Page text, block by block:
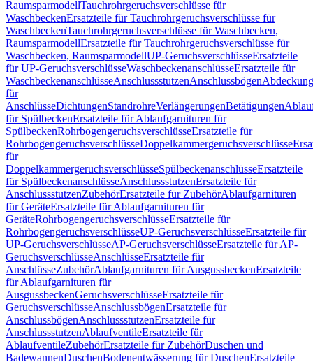
RaumsparmodellTauchrohrgeruchsverschlüsse für
WaschbeckenErsatzteile für Tauchrohrgeruchsverschlüsse für
WaschbeckenTauchrohrgeruchsverschlüsse für Waschbecken,
RaumsparmodellErsatzteile für Tauchrohrgeruchsverschlüsse für
Waschbecken, RaumsparmodellUP-GeruchsverschlüsseErsatzteile
für UP-GeruchsverschlüsseWaschbeckenanschlüsseErsatzteile für
WaschbeckenanschlüsseAnschlussstutzenAnschlussbögen
für
AnschlüsseDichtungenStandrohreVerlängerungenBetätigungen
für SpülbeckenErsatzteile für Ablaufgarnituren für
SpülbeckenRohrbogengeruchsverschlüsseErsatzteile für
RohrbogengeruchsverschlüsseDoppelkammergeruchsverschlüsse
für
DoppelkammergeruchsverschlüsseSpülbeckenanschlüsseErsatzteile
für SpülbeckenanschlüsseAnschlussstutzenErsatzteile für
AnschlussstutzenZubehörErsatzteile für ZubehörAblaufgarnituren
für GeräteErsatzteile für Ablaufgarnituren für
GeräteRohrbogengeruchsverschlüsseErsatzteile für
RohrbogengeruchsverschlüsseUP-GeruchsverschlüsseErsatzteile für
UP-GeruchsverschlüsseAP-GeruchsverschlüsseErsatzteile für AP-
GeruchsverschlüsseAnschlüsseErsatzteile für
AnschlüsseZubehörAblaufgarnituren für AusgussbeckenErsatzteile
für Ablaufgarnituren für
AusgussbeckenGeruchsverschlüsseErsatzteile für
GeruchsverschlüsseAnschlussbögenErsatzteile für
AnschlussbögenAnschlussstutzenErsatzteile für
AnschlussstutzenAblaufventileErsatzteile für
AblaufventileZubehörErsatzteile für ZubehörDuschen und
BadewannenDuschenBodenentwässerung für DuschenErsatzteile